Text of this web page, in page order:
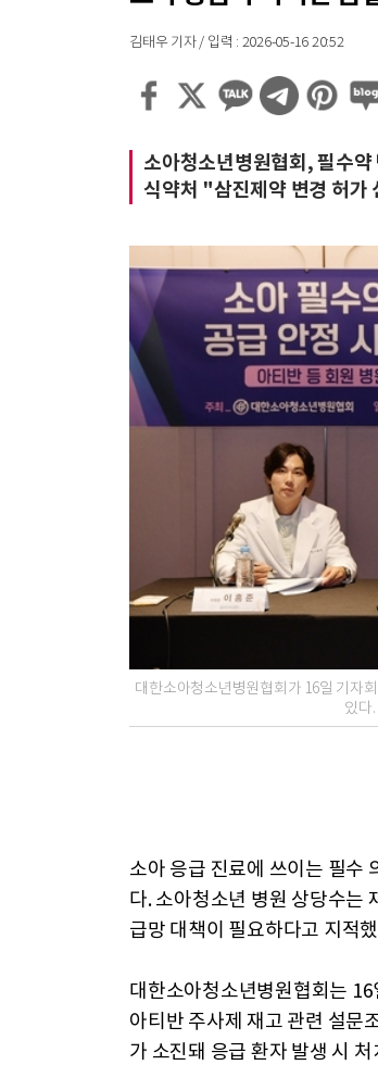
김태우 기자 / 입력 : 2026-05-16 20:52
소아청소년병원협회, 필수약
식약처 "삼진제약 변경 허
대한소아청소년병원협회가 16일 기자
있다
소아 응급 진료에 쓰이는 필수
다. 소아청소년 병원 상당수는
급망 대책이 필요하다고 지적
대한소아청소년병원협회는
아티반 주사제 재고 관련 설문
가 소진돼 응급 환자 발생 시